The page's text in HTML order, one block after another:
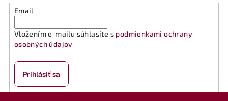
Email
Vložením e-mailu súhlasíte s podmienkami ochrany
osobných údajov
Prihlásiť sa